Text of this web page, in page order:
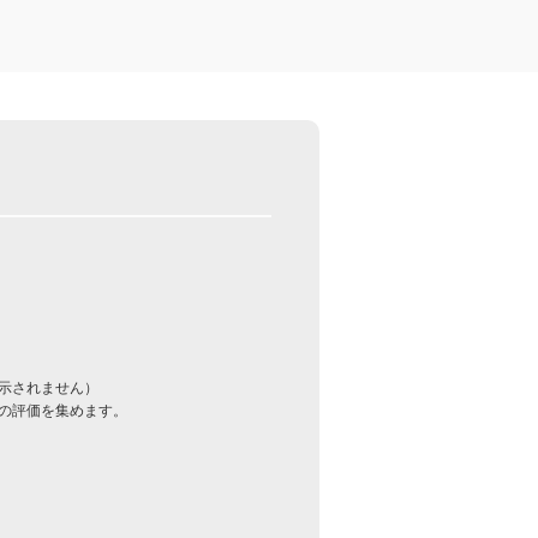
されません）
価を集めます。